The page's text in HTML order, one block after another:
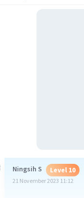
Ningsih S Level 10
21 November 2023 11:12